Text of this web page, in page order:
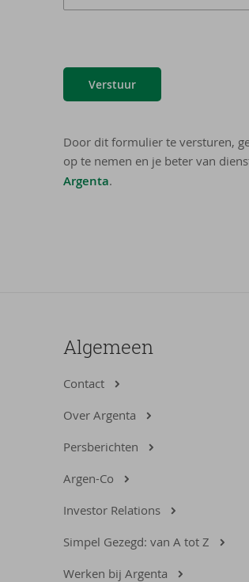
Verstuur
Door dit formulier te versturen,
op te nemen en je beter van
Argenta.
Algemeen
Contact
Over Argenta
Persberichten
Argen-Co
Investor Relations
Simpel Gezegd: van A tot Z
Werken bij Argenta